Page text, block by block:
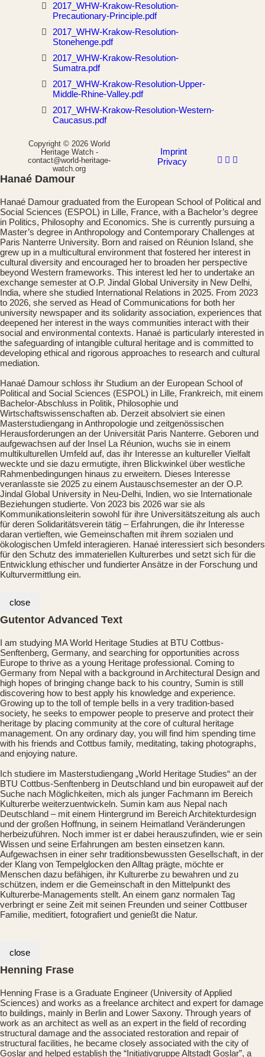
2017_WHW-Krakow-Resolution-
Precautionary-Principle.pdf
2017_WHW-Krakow-Resolution-
Stonehenge.pdf
2017_WHW-Krakow-Resolution-
Sumatra.pdf
2017_WHW-Krakow-Resolution-Upper-
Middle-Rhine-Valley.pdf
2017_WHW-Krakow-Resolution-Western-
Caucasus.pdf
Copyright © 2026 World
Heritage Watch -
contact@world-heritage-
watch.org
Imprint
Privacy
Hanaé Damour
Hanaé Damour graduated from the European School of Political and
Social Sciences (ESPOL) in Lille, France, with a Bachelor’s degree
in Politics, Philosophy and Economics. She is currently pursuing a
Master’s degree in Anthropology and Contemporary Challenges at
Paris Nanterre University. Born and raised on Réunion Island, she
grew up in a multicultural environment that fostered her interest in
cultural diversity and encouraged her to broaden her perspective
beyond Western frameworks. This interest led her to undertake an
exchange semester at O.P. Jindal Global University in New Delhi,
India, where she studied International Relations in 2025. From 2023
to 2026, she served as Head of Communications for both her
university newspaper and its solidarity association, experiences that
deepened her interest in the ways communities interact with their
social and environmental contexts. Hanaé is particularly interested in
the safeguarding of intangible cultural heritage and is committed to
developing ethical and rigorous approaches to research and cultural
mediation.
Hanaé Damour schloss ihr Studium an der European School of
Political and Social Sciences (ESPOL) in Lille, Frankreich, mit einem
Bachelor-Abschluss in Politik, Philosophie und
Wirtschaftswissenschaften ab. Derzeit absolviert sie einen
Masterstudiengang in Anthropologie und zeitgenössischen
Herausforderungen an der Universität Paris Nanterre. Geboren und
aufgewachsen auf der Insel La Réunion, wuchs sie in einem
multikulturellen Umfeld auf, das ihr Interesse an kultureller Vielfalt
weckte und sie dazu ermutigte, ihren Blickwinkel über westliche
Rahmenbedingungen hinaus zu erweitern. Dieses Interesse
veranlasste sie 2025 zu einem Austauschsemester an der O.P.
Jindal Global University in Neu-Delhi, Indien, wo sie Internationale
Beziehungen studierte. Von 2023 bis 2026 war sie als
Kommunikationsleiterin sowohl für ihre Universitätszeitung als auch
für deren Solidaritätsverein tätig – Erfahrungen, die ihr Interesse
daran vertieften, wie Gemeinschaften mit ihrem sozialen und
ökologischen Umfeld interagieren. Hanaé interessiert sich besonders
für den Schutz des immateriellen Kulturerbes und setzt sich für die
Entwicklung ethischer und fundierter Ansätze in der Forschung und
Kulturvermittlung ein.
close
Gutentor Advanced Text
I am studying MA World Heritage Studies at BTU Cottbus-
Senftenberg, Germany, and searching for opportunities across
Europe to thrive as a young Heritage professional. Coming to
Germany from Nepal with a background in Architectural Design and
high hopes of bringing change back to his country, Sumin is still
discovering how to best apply his knowledge and experience.
Growing up to the toll of temple bells in a very tradition-based
society, he seeks to empower people to preserve and protect their
heritage by placing community at the core of cultural heritage
management. On any ordinary day, you will find him spending time
with his friends and Cottbus family, meditating, taking photographs,
and enjoying nature.
Ich studiere im Masterstudiengang „World Heritage Studies“ an der
BTU Cottbus-Senftenberg in Deutschland und bin europaweit auf der
Suche nach Möglichkeiten, mich als junger Fachmann im Bereich
Kulturerbe weiterzuentwickeln. Sumin kam aus Nepal nach
Deutschland – mit einem Hintergrund im Bereich Architekturdesign
und der großen Hoffnung, in seinem Heimatland Veränderungen
herbeizuführen. Noch immer ist er dabei herauszufinden, wie er sein
Wissen und seine Erfahrungen am besten einsetzen kann.
Aufgewachsen in einer sehr traditionsbewussten Gesellschaft, in der
der Klang von Tempelglocken den Alltag prägte, möchte er
Menschen dazu befähigen, ihr Kulturerbe zu bewahren und zu
schützen, indem er die Gemeinschaft in den Mittelpunkt des
Kulturerbe-Managements stellt. An einem ganz normalen Tag
verbringt er seine Zeit mit seinen Freunden und seiner Cottbuser
Familie, meditiert, fotografiert und genießt die Natur.
close
Henning Frase
Henning Frase is a Graduate Engineer (University of Applied
Sciences) and works as a freelance architect and expert for damage
to buildings, mainly in Berlin and Lower Saxony. Through years of
work as an architect as well as an expert in the field of recording
structural damage and the associated restoration and repair of
structural facilities, he became closely associated with the city of
Goslar and helped establish the “Initiativgruppe Altstadt Goslar”, a